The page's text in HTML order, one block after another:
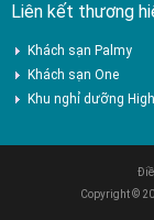
Liên kết thương
Khách sạn Palmy
Khách sạn One
Khu nghỉ dưỡng
Copyright ©